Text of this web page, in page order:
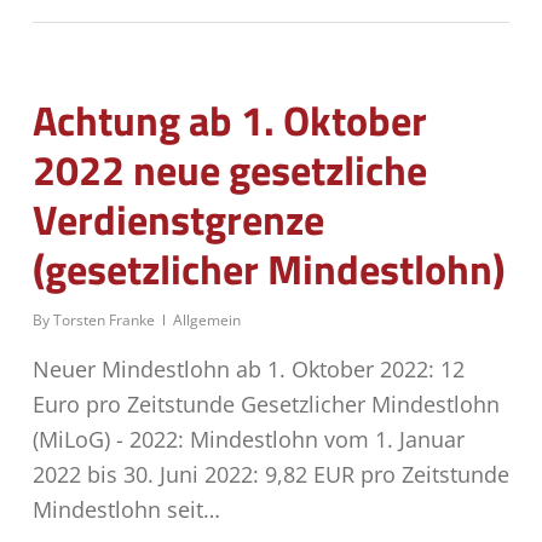
Achtung ab 1. Oktober
2022 neue gesetzliche
Verdienstgrenze
(gesetzlicher Mindestlohn)
ByTorsten Franke Allgemein
Neuer Mindestlohn ab 1. Oktober 2022: 12
Euro pro Zeitstunde Gesetzlicher Mindestlohn
(MiLoG) - 2022: Mindestlohn vom 1. Januar
2022 bis 30. Juni 2022: 9,82 EUR pro Zeitstunde
Mindestlohn seit…